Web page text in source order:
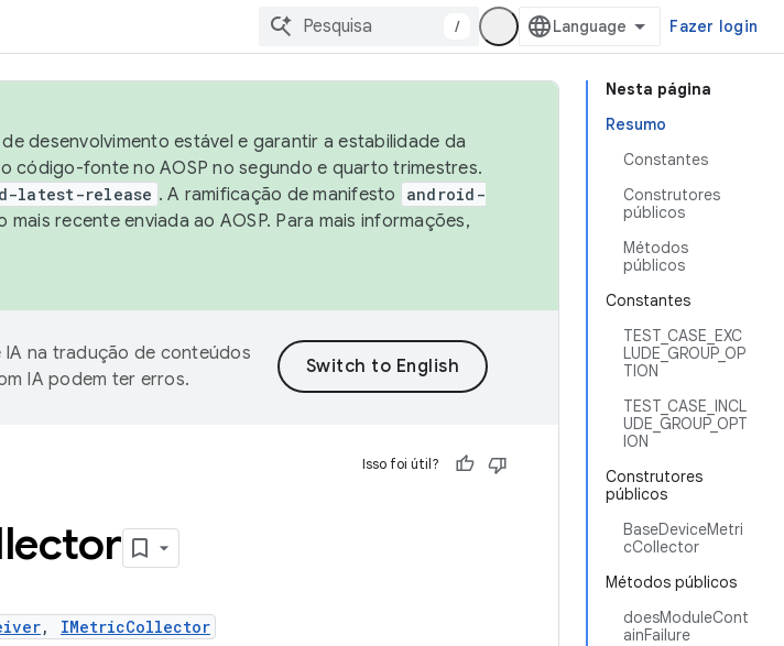
/ Fazer login
Nesta página
Resumo
Constantes
Construtores
públicos
Métodos
públicos
Constantes
TEST_CASE_EXC
LUDE_GROUP_OP
TION
TEST_CASE_INCL
UDE_GROUP_OPT
ION
Construtores
públicos
BaseDeviceMetri
cCollector
Métodos públicos
doesModuleCont
ainFailure
desenvolvimento estável e garantir a estabilidade da
código-fonte no AOSP no segundo e quarto trimestres.
latest-release . A ramificação de manifesto
android-
recente enviada ao AOSP. Para mais informações,
na tradução de conteúdos
IA podem ter erros.
Isso foi útil?
, IMetricCollector